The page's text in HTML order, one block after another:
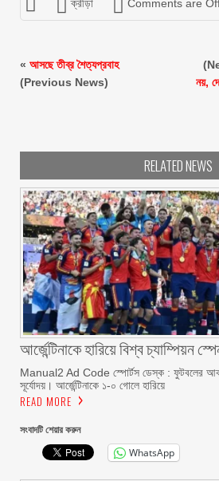
ক্রীড়া Comments are
« আসছে তীব্র শৈত্যপ্রবাহ
(Previous News)
নয়,
RELATED NEWS
আর্জেন্টিনাকে হারিয়ে বিশ্ব চ্যাম্পিয়ন
Manual2 Ad Code স্পোর্টস ডেস্ক : ফুটবলের
সূর্যোদয়। আর্জেন্টিনাকে ১-০ গোলে হারিয়ে
READ MORE
সংবাদটি শেয়ার করুন
WhatsApp